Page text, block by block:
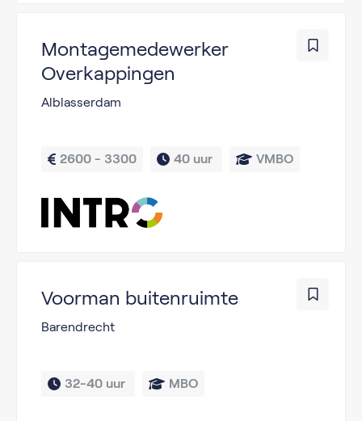
Montagemedewerker
Overkappingen
Alblasserdam
2600 - 3300 40 uur VMBO
Voorman buitenruimte
Barendrecht
32-40 uur MBO